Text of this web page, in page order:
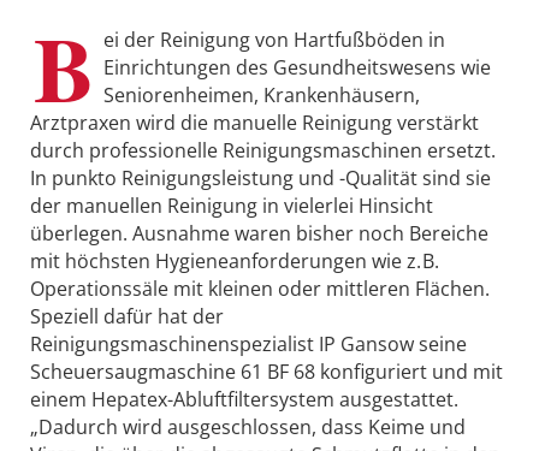
B ei der Reinigung von Hartfußböden in
Einrichtungen des Gesundheitswesens wie
Seniorenheimen, Krankenhäusern,
Arztpraxen wird die manuelle Reinigung verstärkt
durch professionelle Reinigungsmaschinen ersetzt.
In punkto Reinigungsleistung und -Qualität sind sie
der manuellen Reinigung in vielerlei Hinsicht
überlegen. Ausnahme waren bisher noch Bereiche
mit höchsten Hygieneanforderungen wie z. B.
Operationssäle mit kleinen oder mittleren Flächen.
Speziell dafür hat der
Reinigungsmaschinenspezialist IP Gansow seine
Scheuersaugmaschine 61 BF 68 konfiguriert und mit
einem Hepatex-Abluftfiltersystem ausgestattet.
„Dadurch wird ausgeschlossen, dass Keime und